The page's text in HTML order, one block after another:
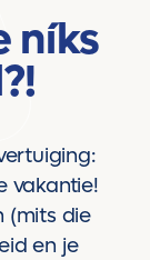
níks
vakantie!
(mits die
en je